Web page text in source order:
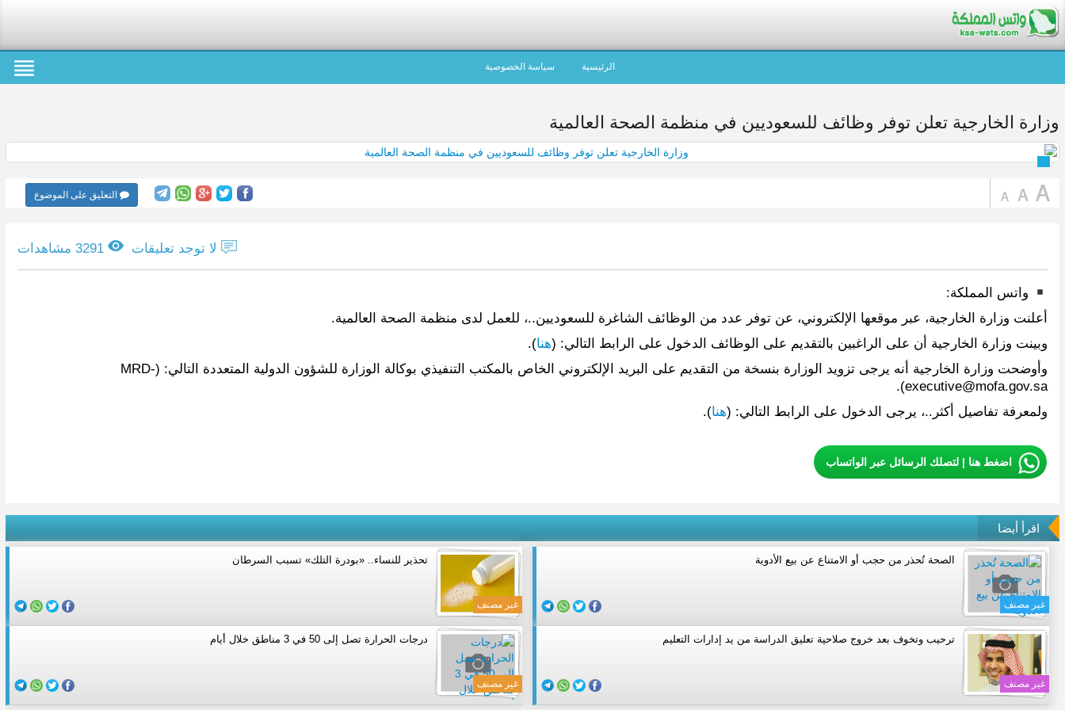
الرئيسية سياسة الخصوصية
وزارة الخارجية تعلن توفر وظائف للسعوديين في منظمة الصحة العالمية
التعليق على الموضوع
لا توجد تعليقات 3291 مشاهدات
واتس المملكة:
أعلنت وزارة الخارجية، عبر موقعها الإلكتروني، عن توفر عدد من الوظائف الشاغرة للسعوديين..، للعمل لدى منظمة الصحة العالمية.
وبينت وزارة الخارجية أن على الراغبين بالتقديم على الوظائف الدخول على الرابط التالي: (هنا).
وأوضحت وزارة الخارجية أنه يرجى تزويد الوزارة بنسخة من التقديم على البريد الإلكتروني الخاص بالمكتب التنفيذي بوكالة الوزارة للشؤون الدولية المتعددة التالي: (MRD-
executive@mofa.gov.sa
).
ولمعرفة تفاصيل أكثر..، يرجى الدخول على الرابط التالي: (هنا).
اضغط هنا | لتصلك الرسائل عبر الواتساب
اقرأ أيضا
غير مصنف
الصحة تُحذر من حجب أو الامتناع عن بيع الأدوية
غير مصنف
تحذير للنساء.. «بودرة التلك» تسبب السرطان
غير مصنف
ترحيب وتخوف بعد خروج صلاحية تعليق الدراسة من يد إدارات التعليم
غير مصنف
درجات الحرارة تصل إلى 50 في 3 مناطق خلال أيام